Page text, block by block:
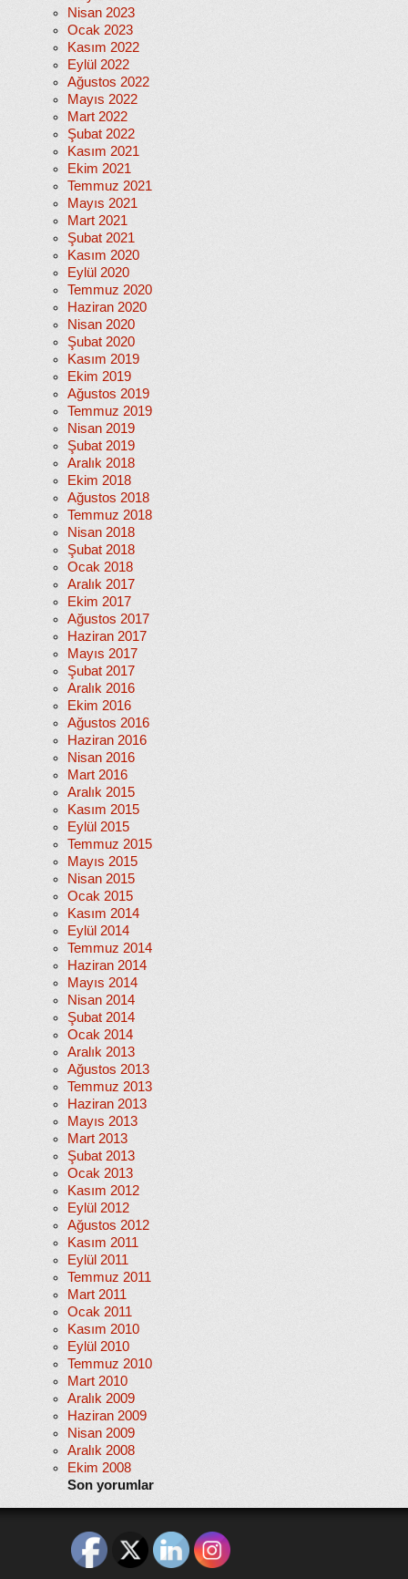
Nisan 2023
Ocak 2023
Kasım 2022
Eylül 2022
Ağustos 2022
Mayıs 2022
Mart 2022
Şubat 2022
Kasım 2021
Ekim 2021
Temmuz 2021
Mayıs 2021
Mart 2021
Şubat 2021
Kasım 2020
Eylül 2020
Temmuz 2020
Haziran 2020
Nisan 2020
Şubat 2020
Kasım 2019
Ekim 2019
Ağustos 2019
Temmuz 2019
Nisan 2019
Şubat 2019
Aralık 2018
Ekim 2018
Ağustos 2018
Temmuz 2018
Nisan 2018
Şubat 2018
Ocak 2018
Aralık 2017
Ekim 2017
Ağustos 2017
Haziran 2017
Mayıs 2017
Şubat 2017
Aralık 2016
Ekim 2016
Ağustos 2016
Haziran 2016
Nisan 2016
Mart 2016
Aralık 2015
Kasım 2015
Eylül 2015
Temmuz 2015
Mayıs 2015
Nisan 2015
Ocak 2015
Kasım 2014
Eylül 2014
Temmuz 2014
Haziran 2014
Mayıs 2014
Nisan 2014
Şubat 2014
Ocak 2014
Aralık 2013
Ağustos 2013
Temmuz 2013
Haziran 2013
Mayıs 2013
Mart 2013
Şubat 2013
Ocak 2013
Kasım 2012
Eylül 2012
Ağustos 2012
Kasım 2011
Eylül 2011
Temmuz 2011
Mart 2011
Ocak 2011
Kasım 2010
Eylül 2010
Temmuz 2010
Mart 2010
Aralık 2009
Haziran 2009
Nisan 2009
Aralık 2008
Ekim 2008
Son yorumlar